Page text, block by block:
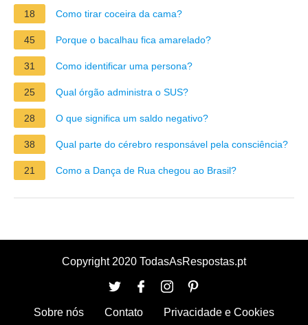
18 Como tirar coceira da cama?
45 Porque o bacalhau fica amarelado?
31 Como identificar uma persona?
25 Qual órgão administra o SUS?
28 O que significa um saldo negativo?
38 Qual parte do cérebro responsável pela consciência?
21 Como a Dança de Rua chegou ao Brasil?
Copyright 2020 TodasAsRespostas.pt
Sobre nós Contato Privacidade e Cookies